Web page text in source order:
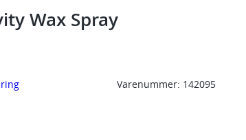
Wax Spray
Varenummer: 142095